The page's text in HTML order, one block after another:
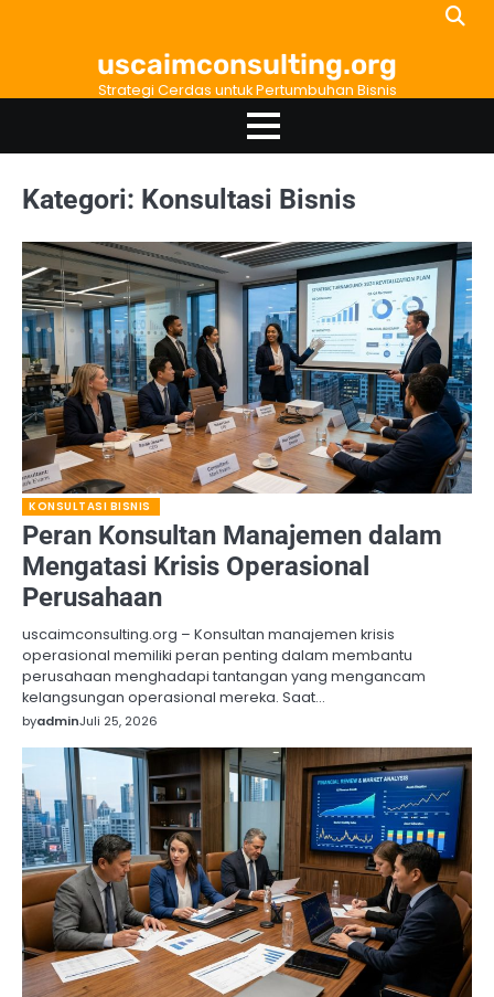
uscaimconsulting.org
Strategi Cerdas untuk Pertumbuhan Bisnis
Kategori: Konsultasi Bisnis
KONSULTASI BISNIS
Peran Konsultan Manajemen dalam
Mengatasi Krisis Operasional
Perusahaan
uscaimconsulting.org – Konsultan manajemen krisis
operasional memiliki peran penting dalam membantu
perusahaan menghadapi tantangan yang mengancam
kelangsungan operasional mereka. Saat…
byadminJuli 25, 2026